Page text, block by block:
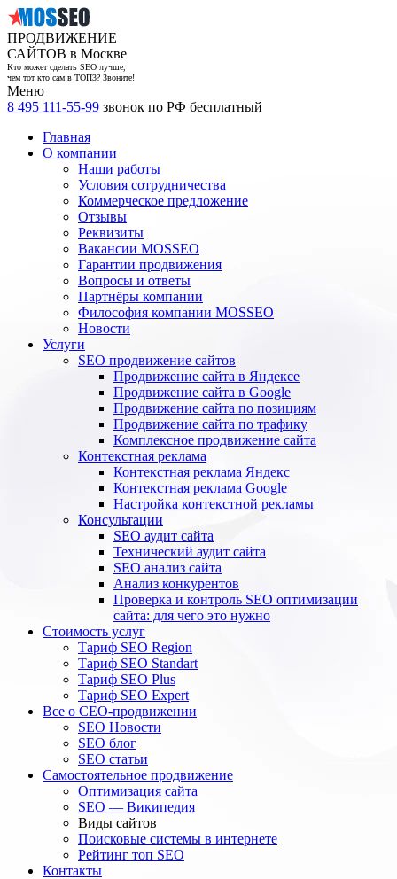
ПРОДВИЖЕНИЕ
САЙТОВ в Москве
Кто может сделать SEO лучше,
чем тот кто сам в ТОП3? Звоните!
Меню
8 495 111-55-99 звонок по РФ бесплатный
Главная
О компании
Наши работы
Условия сотрудничества
Коммерческое предложение
Отзывы
Реквизиты
Вакансии MOSSEO
Гарантии продвижения
Вопросы и ответы
Партнёры компании
Философия компании MOSSEO
Новости
Услуги
SEO продвижение сайтов
Продвижение сайта в Яндексе
Продвижение сайта в Google
Продвижение сайта по позициям
Продвижение сайта по трафику
Комплексное продвижение сайта
Контекстная реклама
Контекстная реклама Яндекс
Контекстная реклама Google
Настройка контекстной рекламы
Консультации
SEO аудит сайта
Технический аудит сайта
SEO анализ сайта
Анализ конкурентов
Проверка и контроль SEO оптимизации
сайта: для чего это нужно
Стоимость услуг
Тариф SEO Region
Тариф SEO Standart
Тариф SEO Plus
Тариф SEO Expert
Все о СЕО-продвижении
SEO Новости
SEO блог
SEO статьи
Самостоятельное продвижение
Оптимизация сайта
SEO — Википедия
Виды сайтов
Поисковые системы в интернете
Рейтинг топ SEO
Контакты